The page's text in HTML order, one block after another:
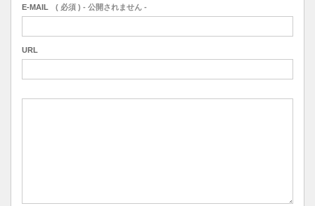
E-MAIL ( 必須 ) - 公開されません -
URL